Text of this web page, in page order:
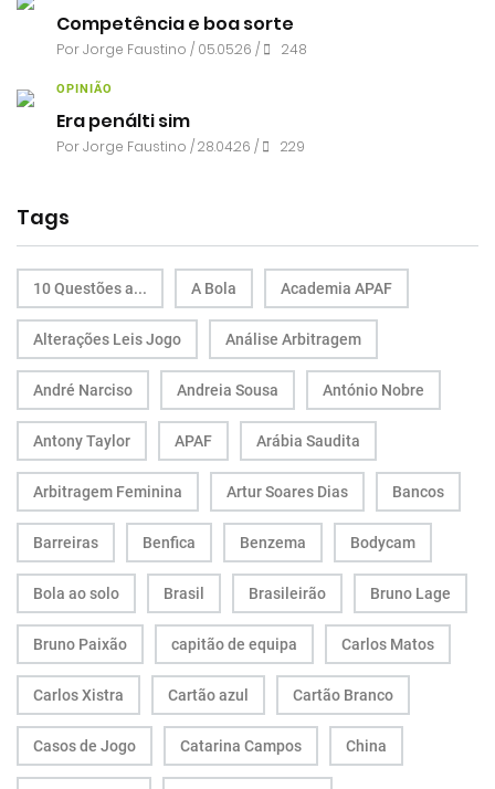
Competência e boa sorte
PorJorge Faustino / 05.05.26 / 248
OPINIÃO
Era penálti sim
PorJorge Faustino / 28.04.26 / 229
Tags
10 Questões a... A Bola Academia APAF
Alterações Leis Jogo Análise Arbitragem
André Narciso Andreia Sousa António Nobre
Antony Taylor APAF Arábia Saudita
Arbitragem Feminina Artur Soares Dias Bancos
Barreiras Benfica Benzema Bodycam
Bola ao solo Brasil Brasileirão Bruno Lage
Bruno Paixão capitão de equipa Carlos Matos
Carlos Xistra Cartão azul Cartão Branco
Casos de Jogo Catarina Campos China